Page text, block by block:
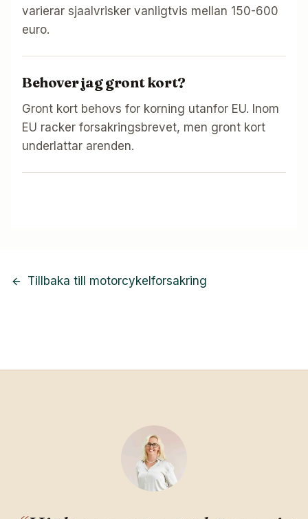
varierar sjaalvrisker vanligtvis mellan 150-600
euro.
Behover jag gront kort?
Gront kort behovs for korning utanfor EU. Inom
EU racker forsakringsbrevet, men gront kort
underlattar arenden.
Tillbaka till motorcykelforsakring